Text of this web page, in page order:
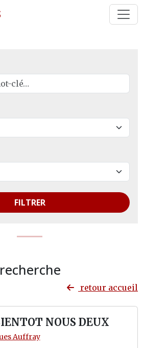
FILTRER
retour accueil
NOUS DEUX
Auffray